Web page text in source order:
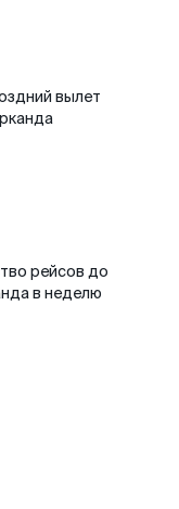
вылет
рейсов до
в неделю